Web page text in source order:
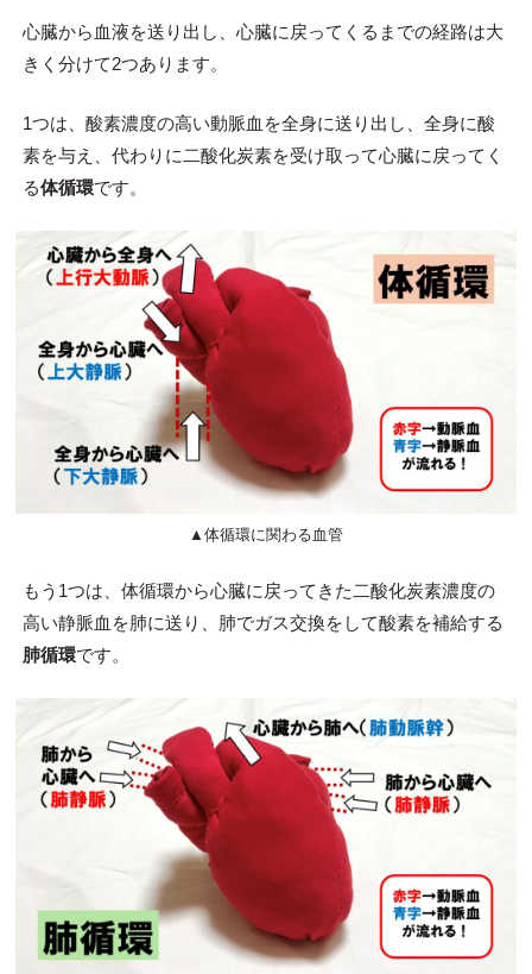
心臓から血液を送り出し、心臓に戻ってくるまでの経路は大
きく分けて2つあります。
1つは、酸素濃度の高い動脈血を全身に送り出し、全身に酸
素を与え、代わりに二酸化炭素を受け取って心臓に戻ってく
る体循環です。
▲体循環に関わる血管
もう1つは、体循環から心臓に戻ってきた二酸化炭素濃度の
高い静脈血を肺に送り、肺でガス交換をして酸素を補給する
肺循環です。